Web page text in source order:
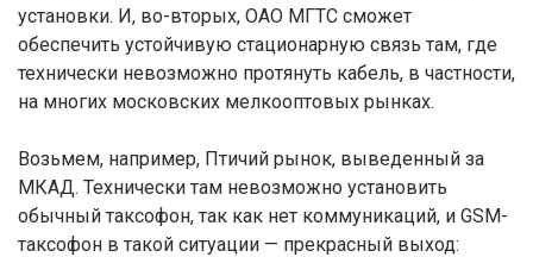
установки. И, во-вторых, ОАО МГТС сможет
обеспечить устойчивую стационарную связь там, где
технически невозможно протянуть кабель, в частности,
на многих московских мелкооптовых рынках.
Возьмем, например, Птичий рынок, выведенный за
МКАД. Технически там невозможно установить
обычный таксофон, так как нет коммуникаций, и GSM-
таксофон в такой ситуации — прекрасный выход: